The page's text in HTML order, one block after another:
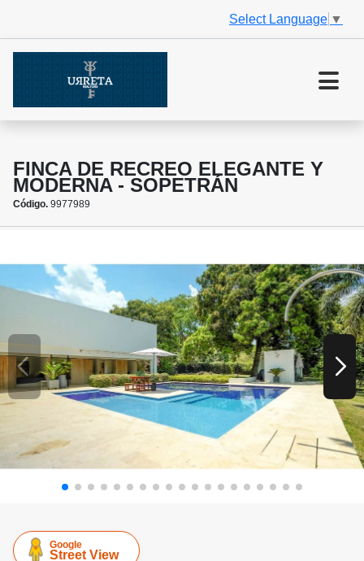
Select Language ▼
FINCA DE RECREO ELEGANTE Y
MODERNA - SOPETRÁN
Código. 9977989
Google
Street View